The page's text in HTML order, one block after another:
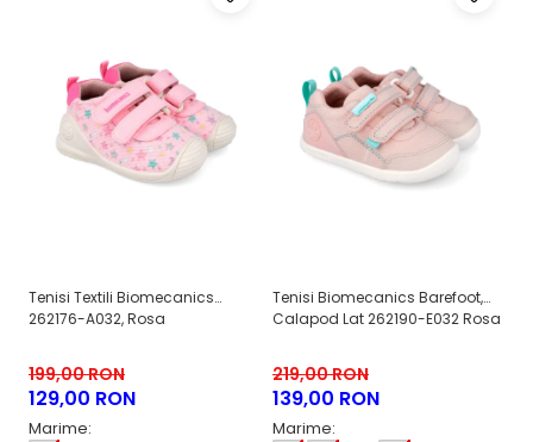
Tenisi Textili Biomecanics
262176-A032, Rosa
199,00 RON
129,00 RON
Marime:
Tenisi Biomecanics Barefoot,
Calapod Lat 262190-E032 Rosa
219,00 RON
139,00 RON
Marime: